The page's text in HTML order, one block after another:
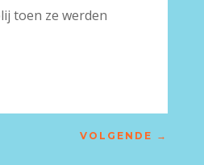
toen ze werden
VOLGENDE →